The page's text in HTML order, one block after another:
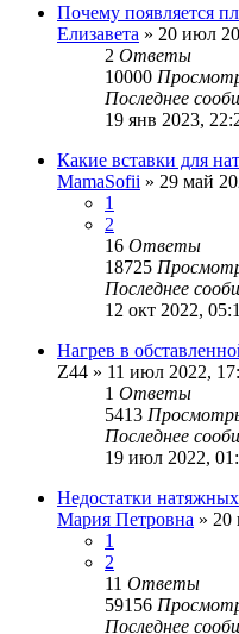
Почему появляется
Елизавета » 20 июл
2 Ответы
10000
Последнее
19 янв 2023,
Какие вставки для
MamaSofii » 29 май
1
2
16 Ответы
18725
Последнее
12 окт 2022,
Нагрев в
Z44 » 11 июл 2022,
1 Ответы
5413
Последнее
19 июл 2022,
Недостатки
Мария Петровна » 20
1
2
11 Ответы
59156
Последнее